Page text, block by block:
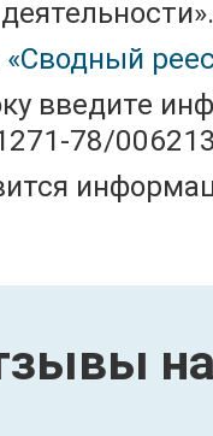
«Сводный
введите
78/